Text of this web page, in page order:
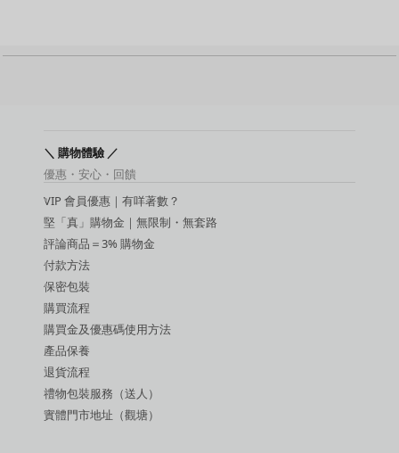
名器
敏感提升用品
延時噴霧
吸啜器
震蛋
SM 玩具
SM 手扣
潤滑液
＼ 購物體驗 ／
優惠・安心・回饋
VIP 會員優惠｜有咩著數？
堅「真」購物金｜無限制・無套路
評論商品＝3% 購物金
付款方法
保密包裝
購買流程
購買金及優惠碼使用方法
產品保養
退貨流程
禮物包裝服務（送人）
實體門市地址（觀塘）